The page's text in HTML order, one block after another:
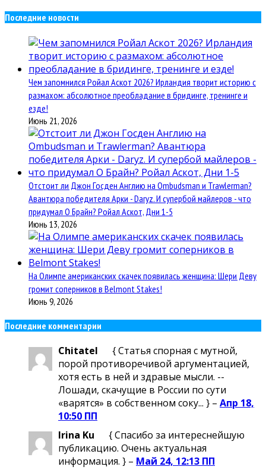
Последние новости
Чем запомнился Ройал Аскот 2026? Ирландия творит историю с
размахом: абсолютное преобладание в бридинге, тренинге и
езде!
Июнь 21, 2026
Отстоит ли Джон Госден Англию на Ombudsman и Trawlerman?
Авантюра победителя Арки - Daryz. И супербой майлеров - что
придумал О Брайн? Ройал Аскот, Дни 1-5
Июнь 13, 2026
На Олимпе американских скачек появилась женщина: Шери Деву
громит соперников в Belmont Stakes!
Июнь 9, 2026
Последние комментарии
Chitatel
{ Статья спорная с мутной,
порой противоречивой аргументацией,
хотя есть в ней и здравые мысли. --
Лошади, скачущие в России по сути
«варятся» в собственном соку... } – Апр 18,
10:50 ПП
Irina Ku
{ Спасибо за интереснейшую
публикацию. Очень актуальная
информация. } – Май 24, 12:13 ПП